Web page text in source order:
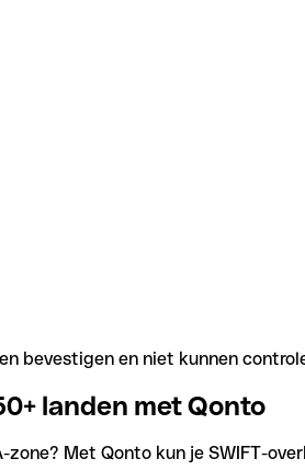
bevestigen en niet kunnen
landen met Qonto
Met Qonto kun je SWIFT-